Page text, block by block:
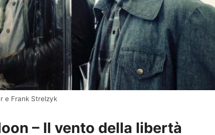
e Frank Strelzyk
– Il vento della libertà